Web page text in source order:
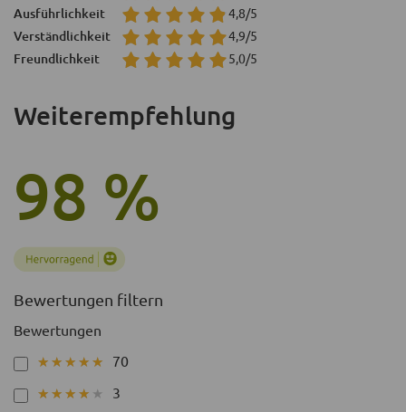
Weiterempfehlung
98 %
Ausführlichkeit 4,8/5
Verständlichkeit 4,9/5
Freundlichkeit 5,0/5
Bewertungen filtern
Bewertungen
★★★★★
★★★★★ 70
★★★★★
★★★★★ 3